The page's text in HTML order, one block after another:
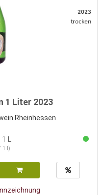
2023
trocken
1 Liter 2023
Rheinhessen
L
1 l)